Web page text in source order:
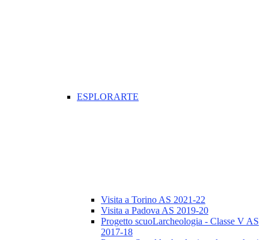
ESPLORARTE
Visita a Torino AS 2021-22
Visita a Padova AS 2019-20
Progetto scuoLarcheologia - Classe V AS
2017-18